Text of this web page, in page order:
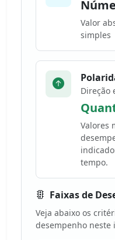
Valor
simples
Direção
Valores
tempo.
Faixas de
Veja abaixo os
desempenho neste